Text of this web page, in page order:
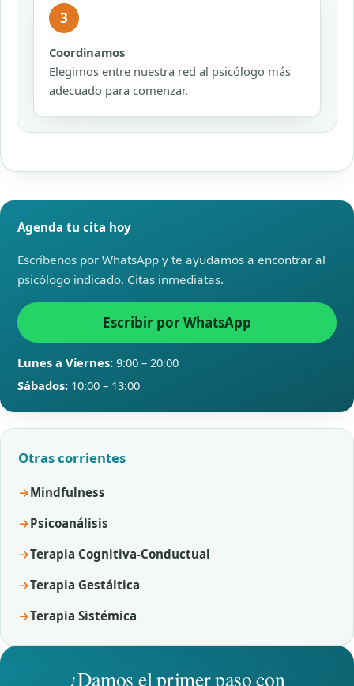
3
Coordinamos
Elegimos entre nuestra red al psicólogo más
adecuado para comenzar.
Agenda tu cita hoy
Escríbenos por WhatsApp y te ayudamos a encontrar al
psicólogo indicado. Citas inmediatas.
Escribir por WhatsApp
Lunes a Viernes: 9:00 – 20:00
Sábados: 10:00 – 13:00
Otras corrientes
Mindfulness
Psicoanálisis
Terapia Cognitiva-Conductual
Terapia Gestáltica
Terapia Sistémica
¿Damos el primer paso con